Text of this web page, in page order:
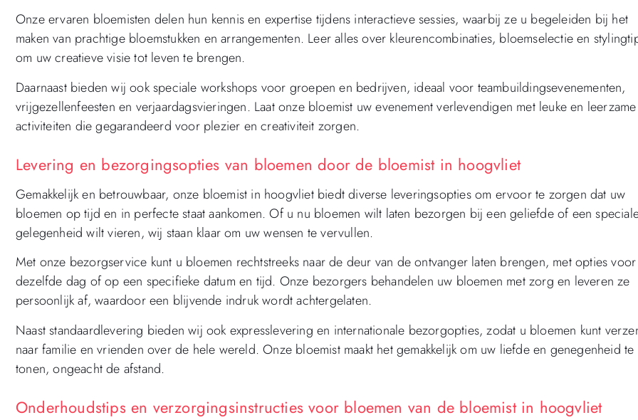
Onze ervaren bloemisten delen hun kennis en expertise tijdens interactieve sessies, waarbij ze u begeleiden bij het
maken van prachtige bloemstukken en arrangementen. Leer alles over kleurencombinaties, bloemselectie en
om uw creatieve visie tot leven te brengen.
Daarnaast bieden wij ook speciale workshops voor groepen en bedrijven, ideaal voor teambuildingsevenementen,
vrijgezellenfeesten en verjaardagsvieringen. Laat onze bloemist uw evenement verlevendigen met leuke en leerzame
activiteiten die gegarandeerd voor plezier en creativiteit zorgen.
Levering en bezorgingsopties van bloemen door de bloemist in hoogvliet
Gemakkelijk en betrouwbaar, onze bloemist in hoogvliet biedt diverse leveringsopties om ervoor te zorgen dat uw
bloemen op tijd en in perfecte staat aankomen. Of u nu bloemen wilt laten bezorgen bij een geliefde of een
gelegenheid wilt vieren, wij staan klaar om uw wensen te vervullen.
Met onze bezorgservice kunt u bloemen rechtstreeks naar de deur van de ontvanger laten brengen, met opties voor
dezelfde dag of op een specifieke datum en tijd. Onze bezorgers behandelen uw bloemen met zorg en leveren ze
persoonlijk af, waardoor een blijvende indruk wordt achtergelaten.
Naast standaardlevering bieden wij ook expresslevering en internationale bezorgopties, zodat u bloemen kunt
naar familie en vrienden over de hele wereld. Onze bloemist maakt het gemakkelijk om uw liefde en genegenheid te
tonen, ongeacht de afstand.
Onderhoudstips en verzorgingsinstructies voor bloemen van de bloemist in hoogvliet